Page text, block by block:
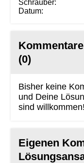
Schrauber:
Datum:
(0)
Bisher keine
und Deine
sind willkommen!
Eigenen